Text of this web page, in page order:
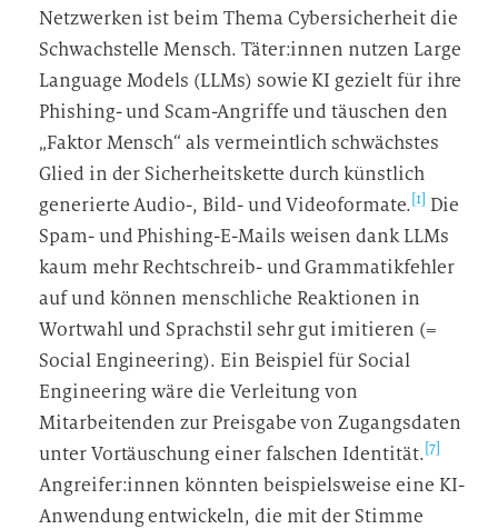
Netzwerken ist beim Thema Cybersicherheit die
Schwachstelle Mensch. Täter:innen nutzen Large
Language Models (LLMs) sowie KI gezielt für ihre
Phishing- und Scam-Angriffe und täuschen den
„Faktor Mensch“ als vermeintlich schwächstes
Glied in der Sicherheitskette durch künstlich
generierte Audio-, Bild- und Videoformate. [1] Die
Spam- und Phishing-E-Mails weisen dank LLMs
kaum mehr Rechtschreib- und Grammatikfehler
auf und können menschliche Reaktionen in
Wortwahl und Sprachstil sehr gut imitieren (=
Social Engineering). Ein Beispiel für Social
Engineering wäre die Verleitung von
Mitarbeitenden zur Preisgabe von Zugangsdaten
unter Vortäuschung einer falschen Identität. [7]
Angreifer:innen könnten beispielsweise eine KI-
Anwendung entwickeln, die mit der Stimme